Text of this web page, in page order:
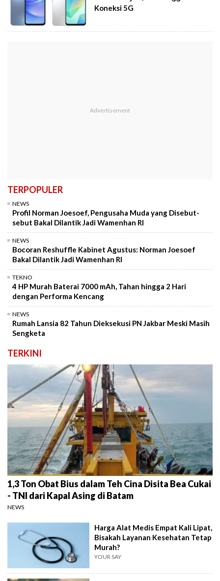
Koneksi 5G
TERPOPULER
NEWS
Profil Norman Joesoef, Pengusaha Muda yang Disebut-
sebut Bakal Dilantik Jadi Wamenhan RI
NEWS
Bocoran Reshuffle Kabinet Agustus: Norman Joesoef
Bakal Dilantik Jadi Wamenhan RI
TEKNO
4 HP Murah Baterai 7000 mAh, Tahan hingga 2 Hari
dengan Performa Kencang
NEWS
Rumah Lansia 82 Tahun Dieksekusi PN Jakbar Meski Masih
Sengketa
TERKINI
1,3 Ton Obat Bius dalam Teh Cina Disita Bea Cukai
- TNI dari Kapal Asing di Batam
NEWS
Harga Alat Medis Empat Kali Lipat,
Bisakah Layanan Kesehatan Tetap
Murah?
YOUR SAY